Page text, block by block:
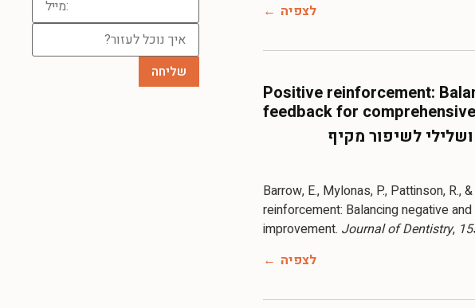
לצפיה
Positive reinforcement:
feedback for
ושלילי לשיפור מקיף
Barrow, E., Mylonas, P., Pattinson, R.,
reinforcement: Balancing negative
improvement. Journal of Dentistry,
לצפיה